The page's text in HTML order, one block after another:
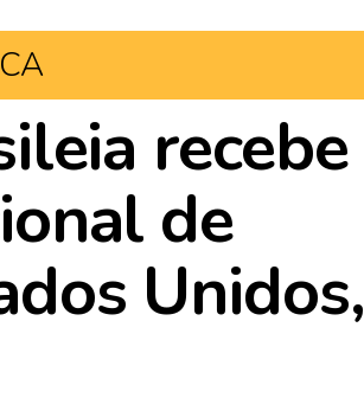
recebe
de
Unidos,